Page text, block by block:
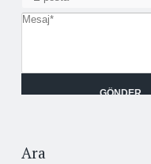
Ara